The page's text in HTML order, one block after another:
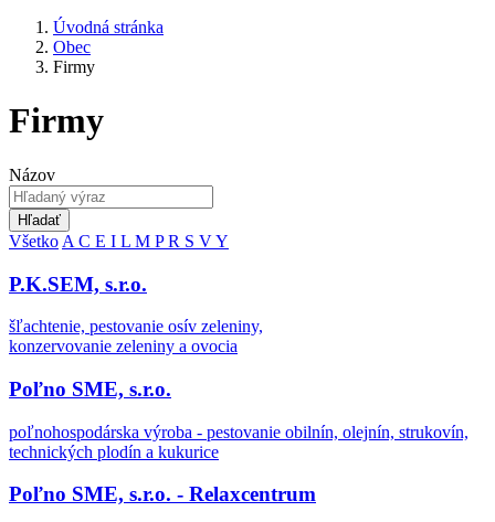
Úvodná stránka
Obec
Firmy
Firmy
Názov
Hľadať
Všetko A C E I L M PR S VY
P.K.SEM, s.r.o.
šľachtenie, pestovanie osív zeleniny,
konzervovanie zeleniny a ovocia
Poľno SME, s.r.o.
poľnohospodárska výroba - pestovanie obilnín, olejnín, strukovín,
technických plodín a kukurice
Poľno SME, s.r.o. - Relaxcentrum